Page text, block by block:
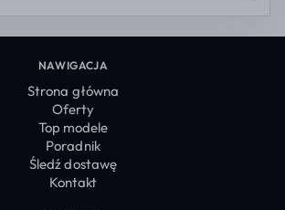
NAWIGACJA
Strona główna
Oferty
Top modele
Poradnik
Śledź dostawę
Kontakt